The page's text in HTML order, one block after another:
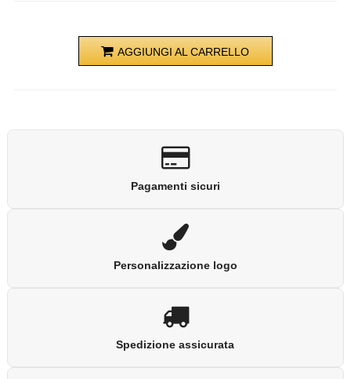
AGGIUNGI AL CARRELLO
Pagamenti sicuri
Personalizzazione logo
Spedizione assicurata